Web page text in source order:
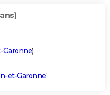
Garonne)
et-Garonne)